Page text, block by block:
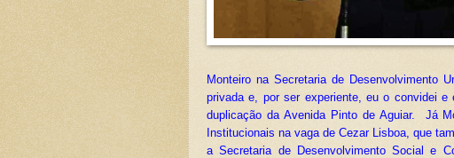
Monteiro na Secretaria de Desenvolvimento
privada e, por ser experiente, eu o convidei
duplicação da Avenida Pinto de Aguiar. Já
Institucionais na vaga de Cezar Lisboa, que
a Secretaria de Desenvolvimento Social e